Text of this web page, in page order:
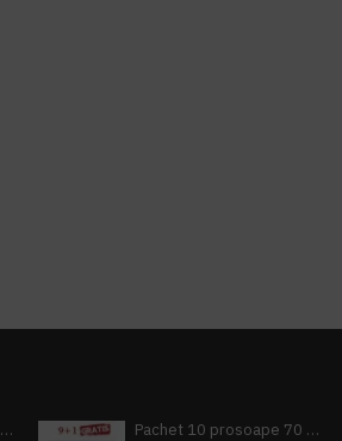
Pachet Uscator par Valera Action Super Plus + GRATUIT Sampon si gel de dus Tork Pachet 10 prosoape 70 x 140cm 9 + 1 gratuit